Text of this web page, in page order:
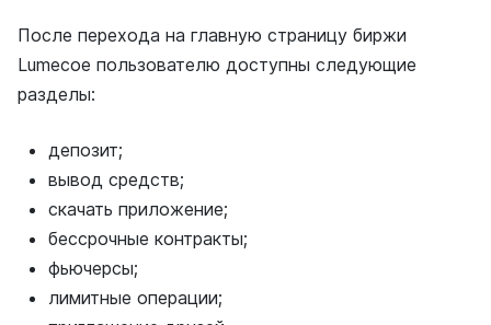
После перехода на главную страницу биржи
Lumecoe пользователю доступны следующие
разделы:
депозит;
вывод средств;
скачать приложение;
бессрочные контракты;
фьючерсы;
лимитные операции;